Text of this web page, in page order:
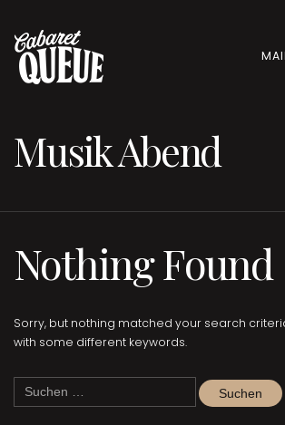
Musik Abend
Nothing Found
Sorry, but nothing matched your search
with some different keywords.
Suchen
nach: